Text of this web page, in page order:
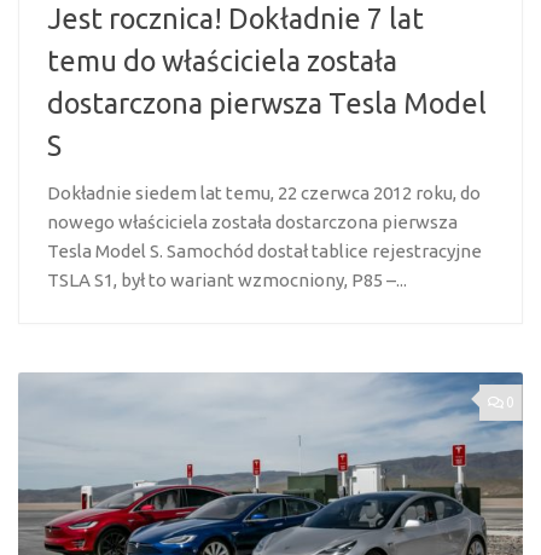
Jest rocznica! Dokładnie 7 lat
temu do właściciela została
dostarczona pierwsza Tesla Model
S
Dokładnie siedem lat temu, 22 czerwca 2012 roku, do
nowego właściciela została dostarczona pierwsza
Tesla Model S. Samochód dostał tablice rejestracyjne
TSLA S1, był to wariant wzmocniony, P85 –...
0